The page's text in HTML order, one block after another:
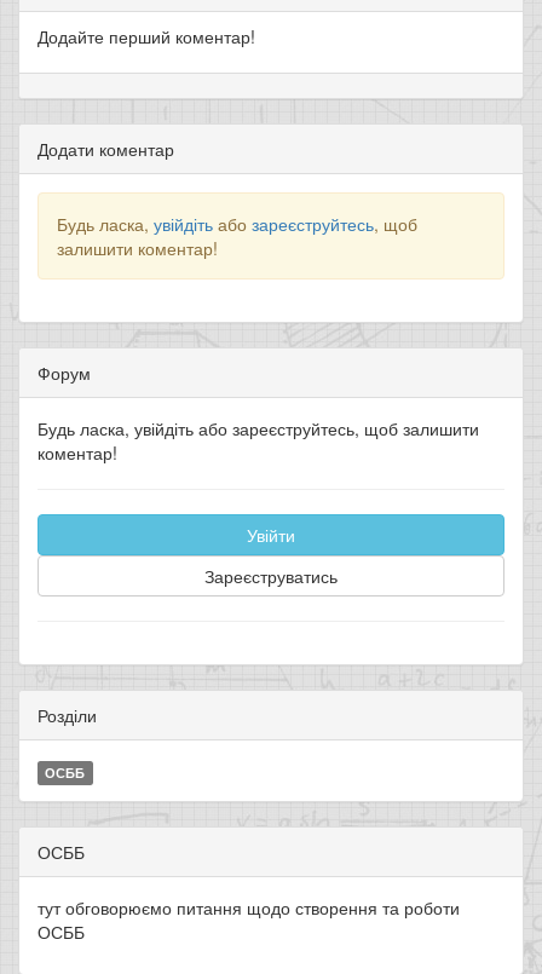
Додайте перший коментар!
Додати коментар
Будь ласка, увійдіть або зареєструйтесь, щоб
залишити коментар!
Форум
Будь ласка, увійдіть або зареєструйтесь, щоб залишити
коментар!
Увійти
Зареєструватись
Розділи
ОСББ
ОСББ
тут обговорюємо питання щодо створення та роботи
ОСББ